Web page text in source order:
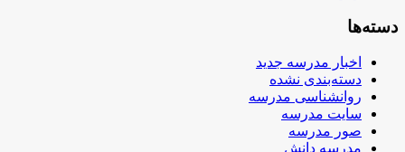
دسته‌ها
اخبار مدرسه جدید
دسته‌بندی نشده
روانشناسی مدرسه
سایت مدرسه
صور مدرسه
مدرسه دانش